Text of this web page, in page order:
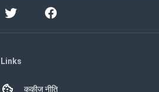
Links
कूकीज नीति